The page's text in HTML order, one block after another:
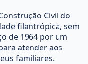
Civil do
filantrópica, sem
de 1964 por um
atender aos
familiares.